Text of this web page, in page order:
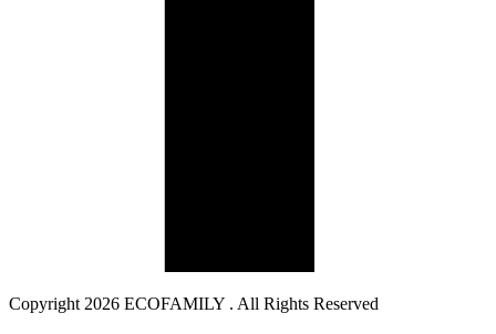
Copyright 2026 ECOFAMILY . All Rights Reserved